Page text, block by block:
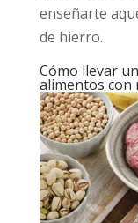
enseñarte
de hierro.
Cómo llevar
alimentos con